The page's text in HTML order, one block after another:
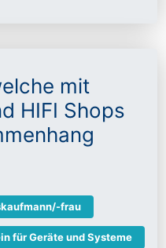
mit
HIFI Shops
frau
für Geräte und Systeme